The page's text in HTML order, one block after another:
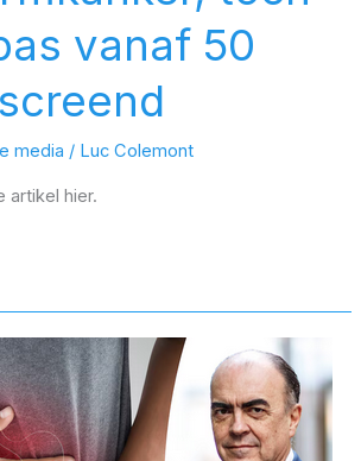
vanaf 50
media / Luc Colemont
artikel hier.